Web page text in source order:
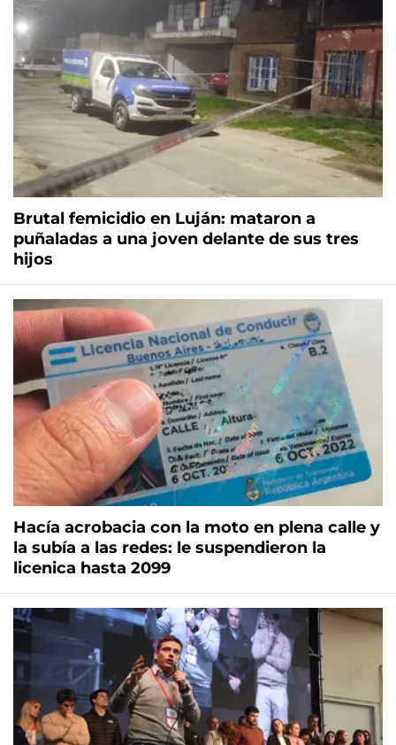
Brutal femicidio en Luján: mataron a
puñaladas a una joven delante de sus tres
hijos
Hacía acrobacia con la moto en plena calle y
la subía a las redes: le suspendieron la
licenica hasta 2099